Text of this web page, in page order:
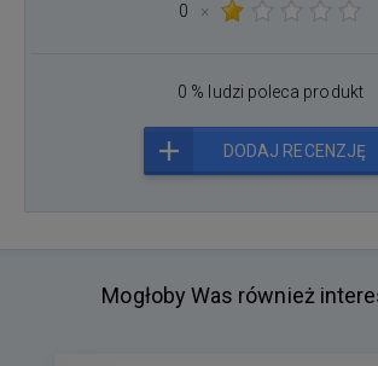
0
×
0 % ludzi poleca produkt
DODAJ RECENZJĘ
Mogłoby Was również